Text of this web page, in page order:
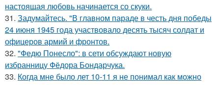
настоящая любовь начинается со скуки.
31. Задумайтесь. "В главном параде в честь дня победы
24 июня 1945 года участвовало десять тысяч солдат и
офицеров армий и фронтов.
32. "Федю Понесло": в сети обсуждают новую
избранницу Фёдора Бондарчука.
33. Когда мне было лет 10-11 я не понимал как можно